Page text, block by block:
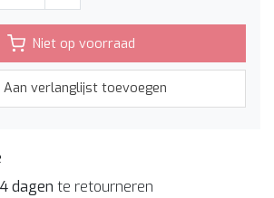
Niet op voorraad
Aan verlanglijst toevoegen
dagen te retourneren